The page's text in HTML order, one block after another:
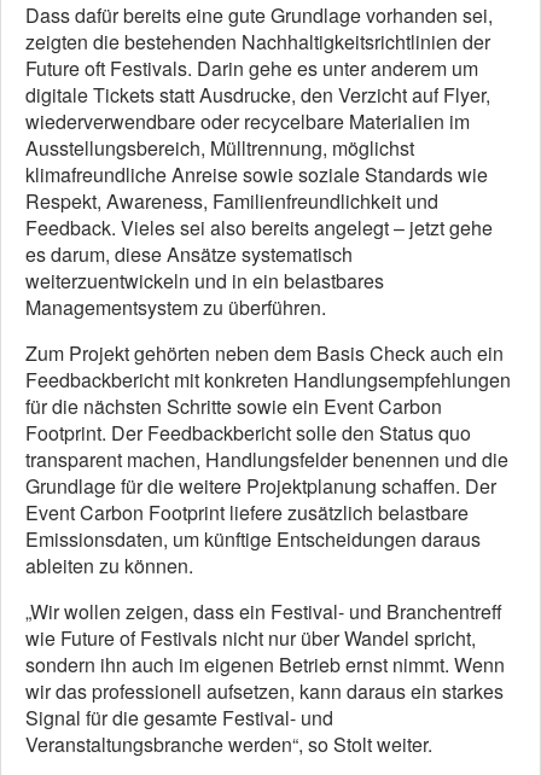
Dass dafür bereits eine gute Grundlage vorhanden sei,
zeigten die bestehenden Nachhaltigkeitsrichtlinien der
Future oft Festivals. Darin gehe es unter anderem um
digitale Tickets statt Ausdrucke, den Verzicht auf Flyer,
wiederverwendbare oder recycelbare Materialien im
Ausstellungsbereich, Mülltrennung, möglichst
klimafreundliche Anreise sowie soziale Standards wie
Respekt, Awareness, Familienfreundlichkeit und
Feedback. Vieles sei also bereits angelegt – jetzt gehe
es darum, diese Ansätze systematisch
weiterzuentwickeln und in ein belastbares
Managementsystem zu überführen.
Zum Projekt gehörten neben dem Basis Check auch ein
Feedbackbericht mit konkreten Handlungsempfehlungen
für die nächsten Schritte sowie ein Event Carbon
Footprint. Der Feedbackbericht solle den Status quo
transparent machen, Handlungsfelder benennen und die
Grundlage für die weitere Projektplanung schaffen. Der
Event Carbon Footprint liefere zusätzlich belastbare
Emissionsdaten, um künftige Entscheidungen daraus
ableiten zu können.
„Wir wollen zeigen, dass ein Festival- und Branchentreff
wie Future of Festivals nicht nur über Wandel spricht,
sondern ihn auch im eigenen Betrieb ernst nimmt. Wenn
wir das professionell aufsetzen, kann daraus ein starkes
Signal für die gesamte Festival- und
Veranstaltungsbranche werden“, so Stolt weiter.